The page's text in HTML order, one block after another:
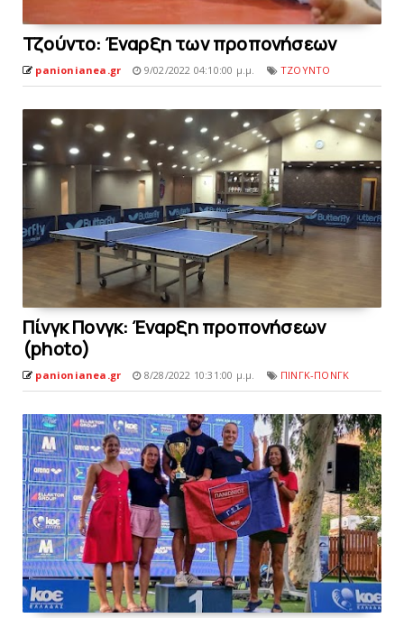
Τζούντο: Έναρξη των προπονήσεων
panionianea.gr 9/02/2022 04:10:00 μ.μ. ΤΖΟΥΝΤΟ
Πίνγκ Πονγκ: Έναρξη προπονήσεων
(photo)
panionianea.gr 8/28/2022 10:31:00 μ.μ. ΠΙΝΓΚ-ΠΟΝΓΚ